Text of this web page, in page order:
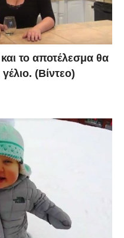
το αποτέλεσμα θα
(Βίντεο)